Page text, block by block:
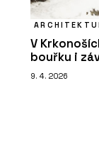
V
bouřku i
9. 4. 2026